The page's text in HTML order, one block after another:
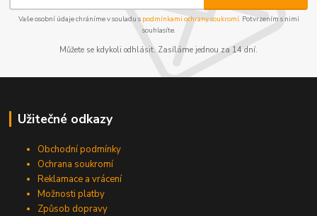
Vaše osobní údaje chráníme v souladu s podmínkami ochrany soukromí. Potvrzením s nimi
souhlasíte.
Můžete se kdykoli odhlásit. Zasíláme jednou za 14 dní.
Užitečné odkazy
Obchodní podmínky
Ochrana soukromí
Reklamace a vrácení
Možnosti platby
Způsob dopravy